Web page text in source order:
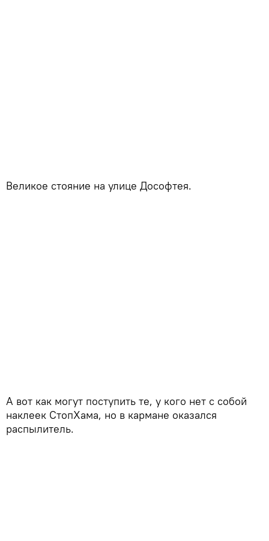
Великое стояние на улице Дософтея.
А вот как могут поступить те, у кого нет с собой
наклеек СтопХама, но в кармане оказался
распылитель.